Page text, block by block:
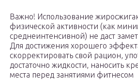
Важно! Использование
физической активности (как
среднеинтенсивной) не даст
Для достижения хорошего
скорректировать свой рацион,
достаточно жидкости, наносить
места перед занятиями фитнесом